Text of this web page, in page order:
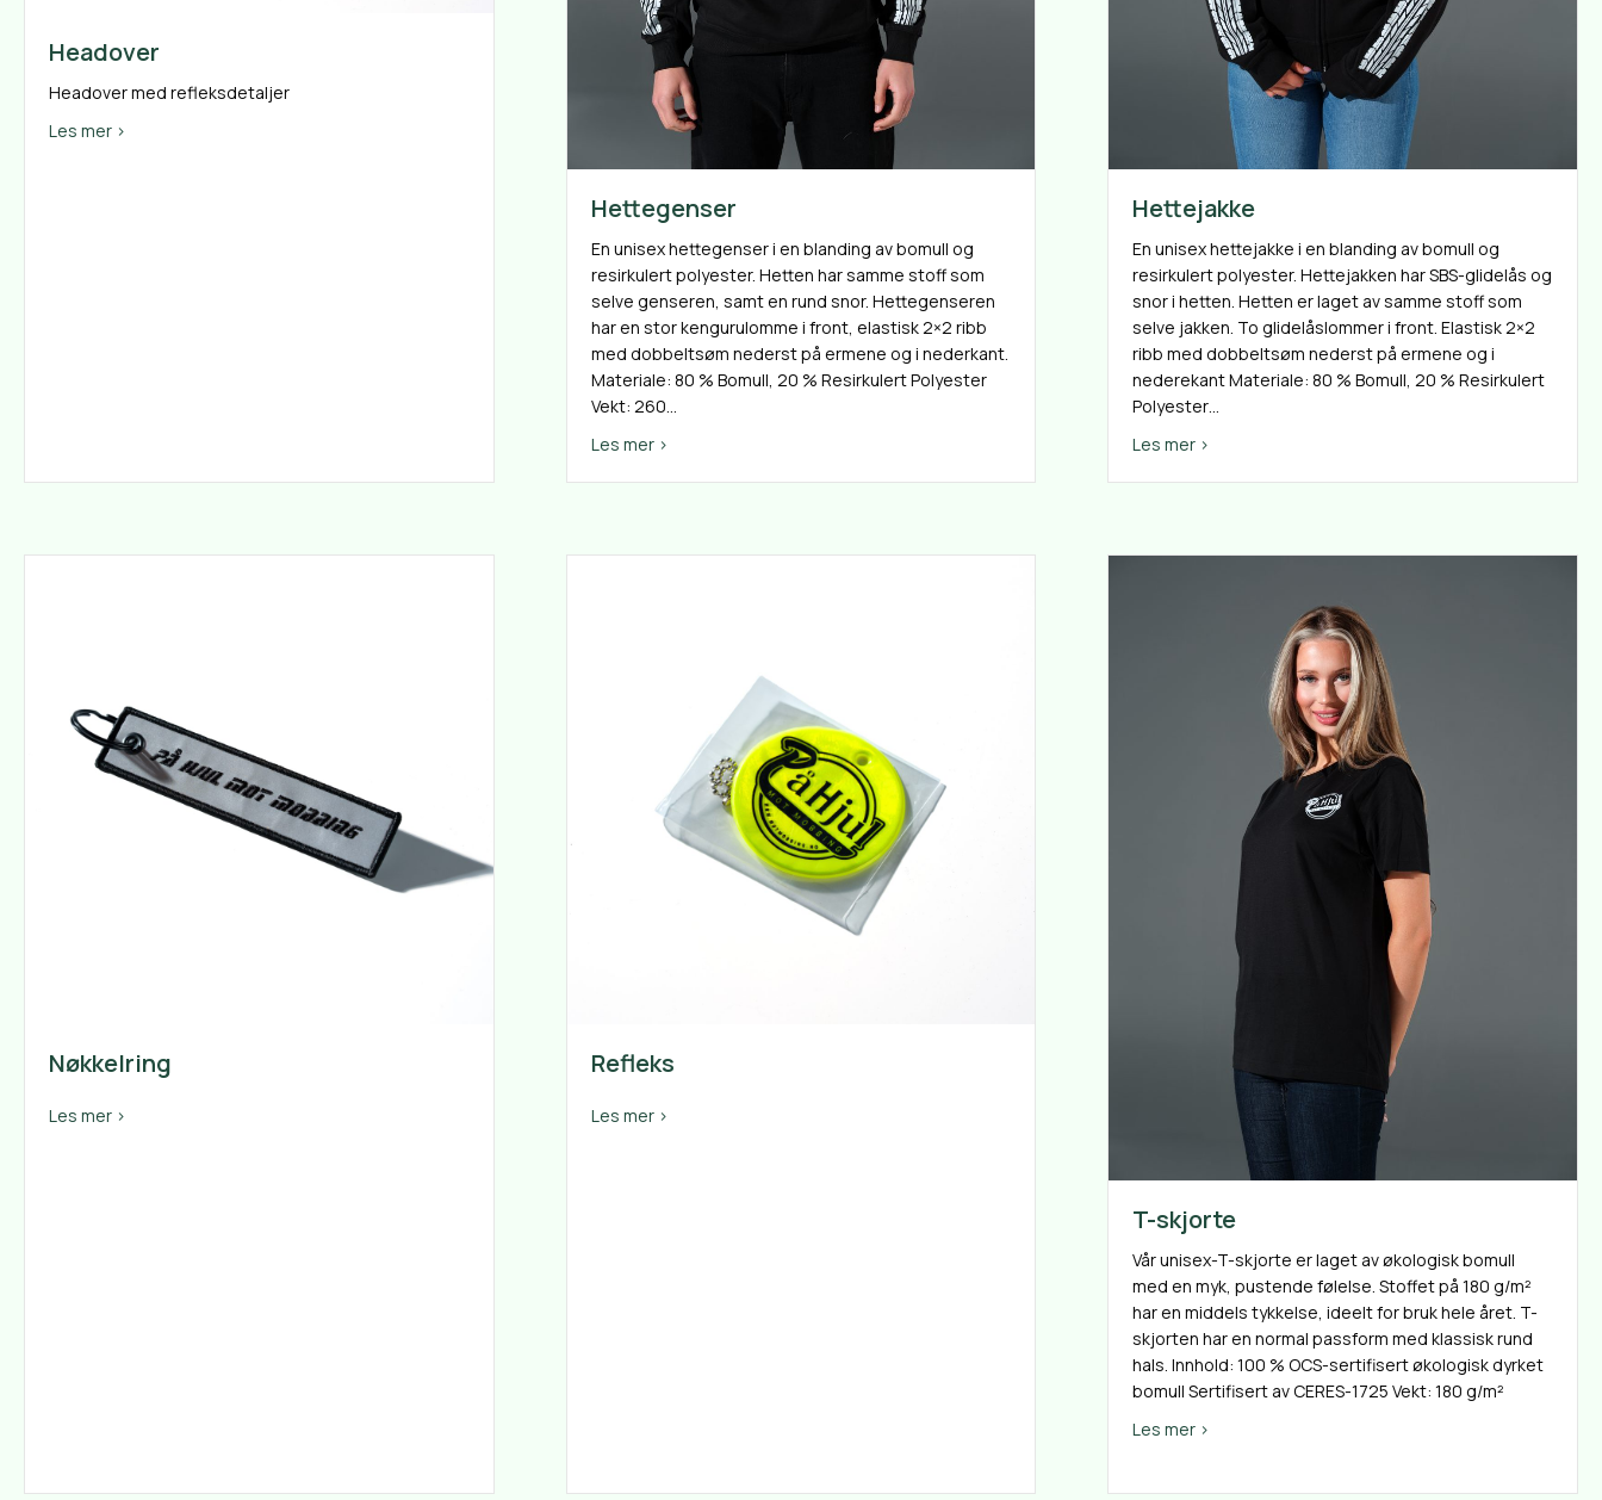
Headover
Headover med refleksdetaljer
Les mer >
Hettegenser
En unisex hettegenser i en blanding av bomull og
resirkulert polyester. Hetten har samme stoff som
selve genseren, samt en rund snor. Hettegenseren
har en stor kengurulomme i front, elastisk 2×2 ribb
med dobbeltsøm nederst på ermene og i nederkant.
Materiale: 80 % Bomull, 20 % Resirkulert Polyester
Vekt: 260…
Les mer >
Hettejakke
En unisex hettejakke i en blanding av bomull og
resirkulert polyester. Hettejakken har SBS-glidelås og
snor i hetten. Hetten er laget av samme stoff som
selve jakken. To glidelåslommer i front. Elastisk 2×2
ribb med dobbeltsøm nederst på ermene og i
nederekant Materiale: 80 % Bomull, 20 % Resirkulert
Polyester…
Les mer >
Nøkkelring
Les mer >
Refleks
Les mer >
T-skjorte
Vår unisex-T-skjorte er laget av økologisk bomull
med en myk, pustende følelse. Stoffet på 180 g/m²
har en middels tykkelse, ideelt for bruk hele året. T-
skjorten har en normal passform med klassisk rund
hals. Innhold: 100 % OCS-sertifisert økologisk dyrket
bomull Sertifisert av CERES-1725 Vekt: 180 g/m²
Les mer >